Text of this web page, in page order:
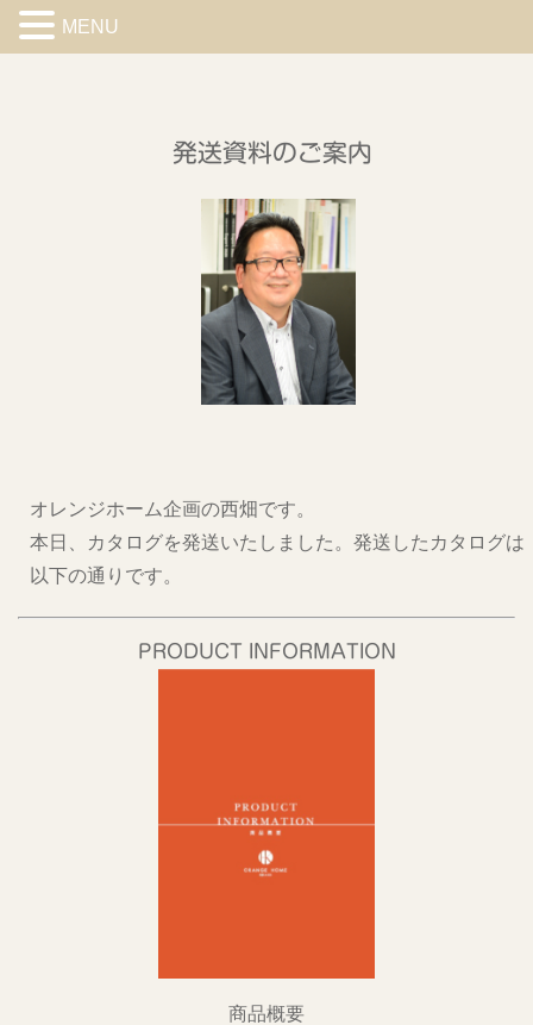
発送資料のご案内
オレンジホーム企画の西畑です。
本日、カタログを発送いたしました。発送したカタログは
以下の通りです。
PRODUCT INFORMATION
商品概要
MENU